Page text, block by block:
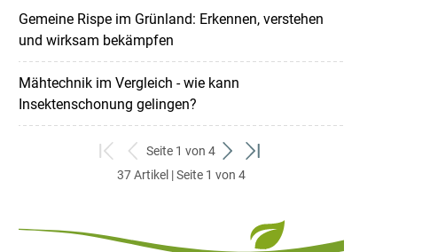
Gemeine Rispe im Grünland: Erkennen, verstehen
und wirksam bekämpfen
Mähtechnik im Vergleich - wie kann
Insektenschonung gelingen?
zum
ersten
zurück
zum
Seite 1 von 4
weiter
zum
zum
37 Artikel | Seite 1 von 4